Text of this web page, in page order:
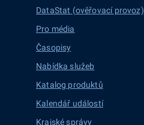
DataStat (ověřovací provoz)
Pro média
Časopisy
Nabídka služeb
Katalog produktů
Kalendář událostí
Krajské správy